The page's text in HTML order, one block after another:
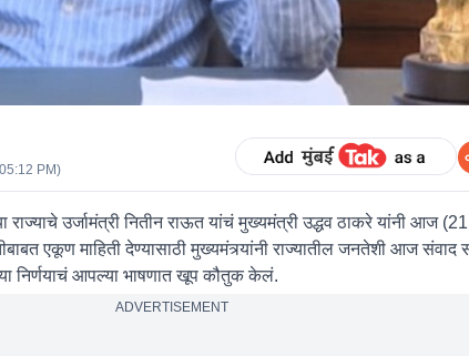
PM)
राज्याचे उर्जामंत्री नितीन राऊत यांचं मुख्यमंत्री उद्धव ठाकरे यांनी आज
एकूण माहिती देण्यासाठी मुख्यमंत्र्यांनी राज्यातील जनतेशी आज संवाद
निर्णयाचं आपल्या भाषणात खूप कौतुक केलं.
ADVERTISEMENT